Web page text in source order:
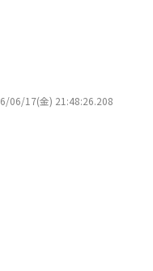
06/17(金) 21:48:26.208